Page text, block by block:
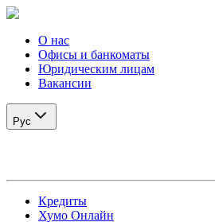
О нас
Офисы и банкоматы
Юридическим лицам
Вакансии
Рус
Кредиты
Хумо Онлайн